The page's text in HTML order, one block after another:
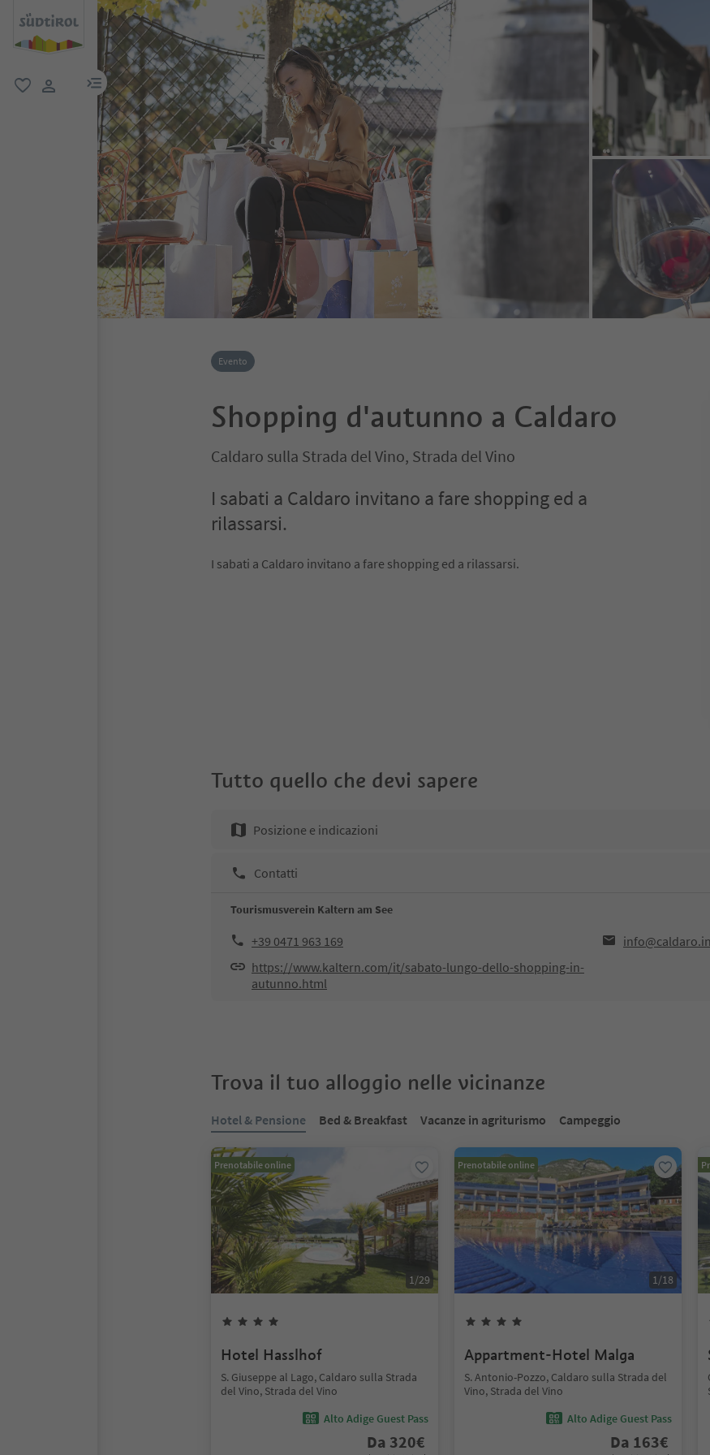
menu link
Evento
Shopping d'autunno a Caldaro
Caldaro sulla Strada del Vino, Strada del Vino
I sabati a Caldaro invitano a fare shopping ed a
rilassarsi.
I sabati a Caldaro invitano a fare shopping ed a rilassarsi.
Tutto quello che devi sapere
Posizione e indicazioni
Contatti
Tourismusverein Kaltern am See
+39 0471 963 169
https://www.kaltern.com/it/sabato-lungo-dello-shopping-in-
autunno.html
Trova il tuo alloggio nelle vicinanze
Hotel & Pensione Bed & Breakfast Vacanze in agriturismo Campeggio
Prenotabile online
1/29
Hotel Hasslhof
S. Giuseppe al Lago, Caldaro sulla Strada
del Vino, Strada del Vino
Alto Adige Guest Pass
Da 320€
Prenotabile online
1/18
Appartment-Hotel Malga
S. Antonio-Pozzo, Caldaro sulla Strada del
Vino, Strada del Vino
Alto Adige Guest Pass
Da 163€